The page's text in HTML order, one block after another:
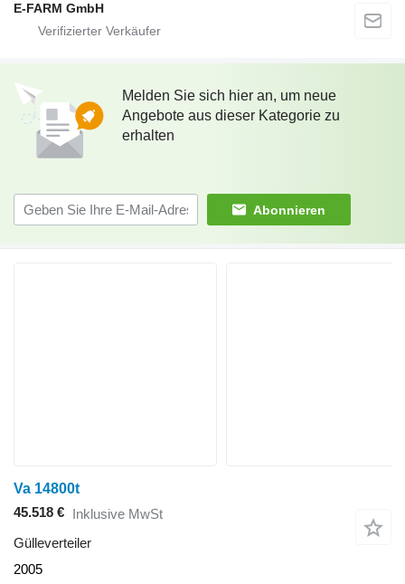
E-FARM GmbH
Melden Sie sich hier an, um neue
Angebote aus dieser Kategorie zu
erhalten
Abonnieren
Va 14800t
45.518 € Inklusive MwSt
Gülleverteiler
2005